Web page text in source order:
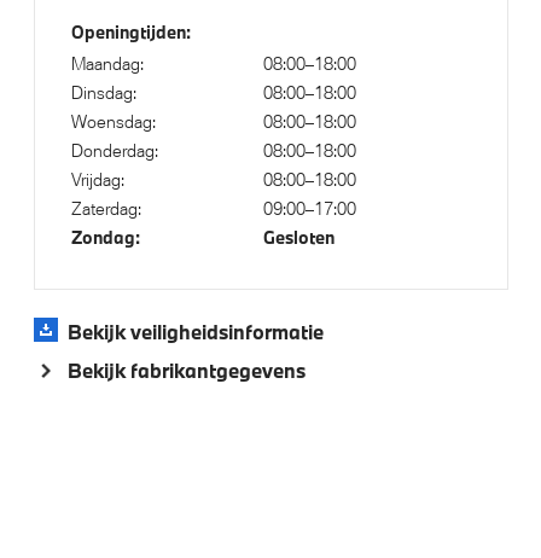
Extra getint glas in achterportierruiten en achterruit
LED achterlichten
Raamomlijsting M hoogglans Shadow Line
Adaptieve LED koplampen
Klimaatbeheersing
Automatische 3-zone Airconditioning
Elektrische voorzieningen
Openingtijden:
Maandag:
08:00–18:00
Dinsdag:
08:00–18:00
Woensdag:
08:00–18:00
Donderdag:
08:00–18:00
Vrijdag:
08:00–18:00
Zaterdag:
09:00–17:00
Zondag: Gesloten
Bekijk veiligheidsinformatie
Bekijk fabrikantgegevens